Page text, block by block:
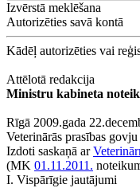
Izvērstā meklēšana
Autorizēties savā kontā
Kādēļ autorizēties vai
Attēlotā redakcija
Ministru kabineta
Rīgā 2009.gada
Veterinārās prasības
Izdoti saskaņā ar
(MK 01.11.2011.
I. Vispārīgie jautājumi